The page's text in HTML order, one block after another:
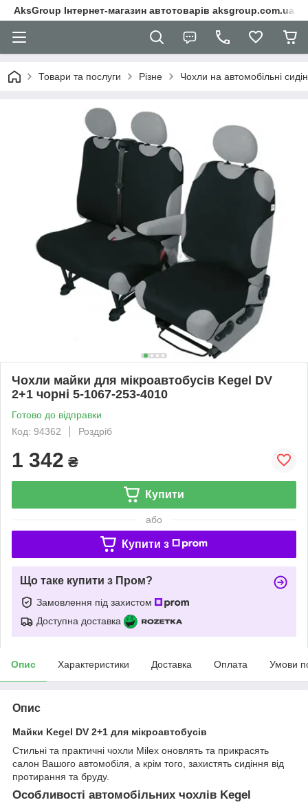
AksGroup Інтернет-магазин автотоварів aksgroup.com.ua
Товари та послуги Різне Чохли на автомобільні
Чохли майки для мікроавтобусів Kegel DV
2+1 чорні 5-1067-253-4010
Готово до відправки
Код: 94362
Роздріб
1 342 ₴
Купити
або
Купити з
Що таке купити з Пром?
Замовлення під захистом
Доступна доставка
Опис Характеристики Доставка Оплата Умови
Опис
Майки Kegel DV 2+1 для мікроавтобусів
Стильні та практичні чохли Milex оновлять та прикрасять
салон Вашого автомобіля, а крім того, захистять сидіння від
протирання та бруду.
Особливості автомобільних чохлів Kegel